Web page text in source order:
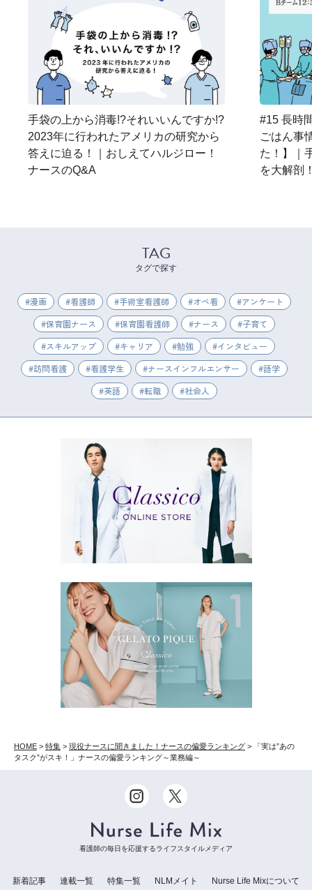
手袋の上から消毒!?それいいんですか!?
2023年に行われたアメリカの研究から
答えに迫る！｜おしえてハルジロー！
ナースのQ&A
#15 長時
ごはん事
た！】｜
を大解剖
TAG
タグで探す
漫画 看護師 手術室看護師 オペ看
アンケート
保育園ナース
保育園看護師 ナース
子育て
スキルアップ
キャリア 勉強
インタビュー
訪問看護
看護学生 ナースインフルエンサー
語学
英語
転職 社会人
HOME > 特集 > 現役ナースに聞きました！ナースの偏愛ランキング >
「実は”あの
タスク”がスキ！」ナースの偏愛ランキング～業務編～
看護師の毎日を応援するライフスタイルメディア
新着記事 連載一覧 特集一覧 NLMメイト Nurse Life Mixについて